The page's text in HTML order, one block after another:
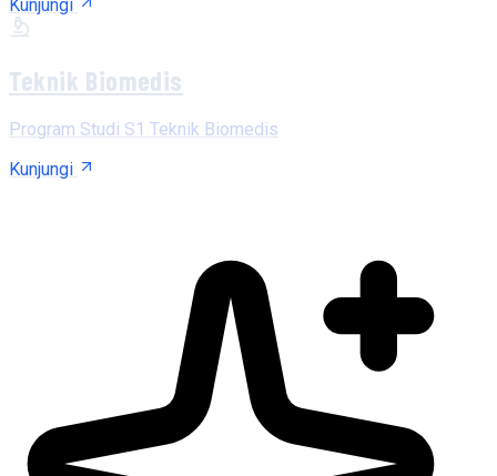
Kunjungi
Teknik Biomedis
Program Studi S1 Teknik Biomedis
Kunjungi